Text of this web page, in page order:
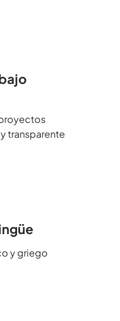
transparente
y griego